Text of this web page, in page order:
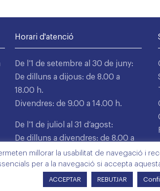
Horari d'atenció
De l’1 de setembre al 30 de juny:
De dilluns a dijous: de 8.00 a
18.00 h.
Divendres: de 9.00 a 14.00 h.
De l’1 de juliol al 31 d’agost:
De dilluns a divendres: de 8.00 a
15.00 h.
millorar la usabilitat de navegació i
per a la navegació si accepta
ACCEPTAR REBUTJAR